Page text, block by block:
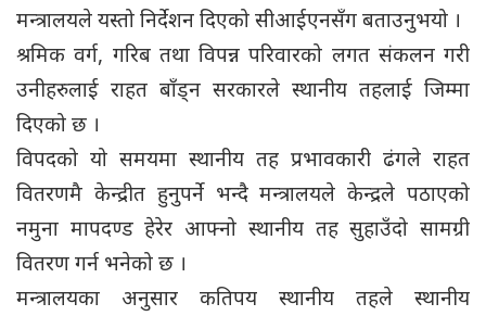
मन्त्रालयले यस्तो निर्देशन दिएको सीआईएनसँग बताउनुभयो ।
श्रमिक वर्ग, गरिब तथा विपन्न परिवारको लगत संकलन गरी
उनीहरुलाई राहत बाँड्न सरकारले स्थानीय तहलाई जिम्मा
दिएको छ ।
विपदको यो समयमा स्थानीय तह प्रभावकारी ढंगले राहत
वितरणमै केन्द्रीत हुनुपर्ने भन्दै मन्त्रालयले केन्द्रले पठाएको
नमुना मापदण्ड हेरेर आफ्नो स्थानीय तह सुहाउँदो सामग्री
वितरण गर्न भनेको छ ।
मन्त्रालयका अनुसार कतिपय स्थानीय तहले स्थानीय